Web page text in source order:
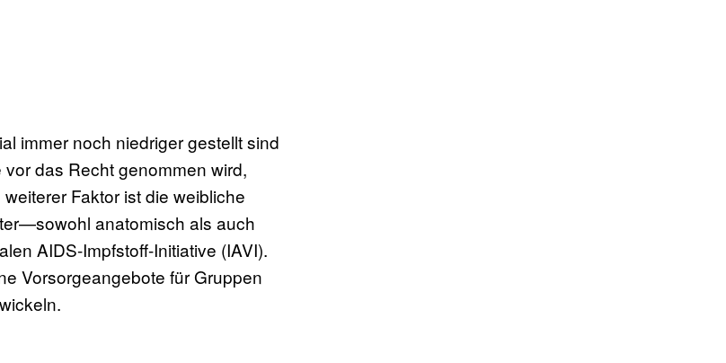
immer noch niedriger gestellt sind
das Recht genommen wird,
Faktor ist die weibliche
anatomisch als auch
AIDS-Impfstoff-Initiative (IAVI).
Vorsorgeangebote für Gruppen